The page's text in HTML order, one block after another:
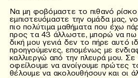
Να μη φοβόμαστε το πιθανό ρίσκο
εμπιστευόμαστε την ομάδα μας,
πιο πολύτιμα μαθήματα που έχω
προς τα 43 άλλωστε, μπορώ να πω
δική μου γενιά δεν το πήρε αυτό
προηγούμενες, επομένως με
καλλιεργώ από την πλευρά μου. Σε
οφείλουμε να ανοίγουμε πρώτες
θέλουμε να ακολουθήσουν και οι